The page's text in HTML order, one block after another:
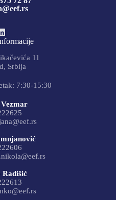
11
Srbija
7:30-15:30
Radišić